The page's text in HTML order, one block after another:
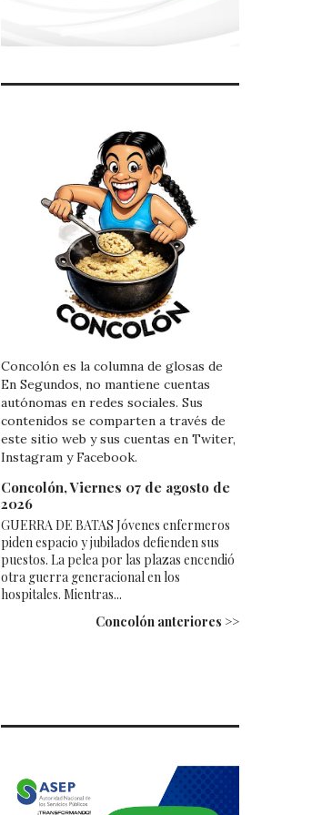
Concolón es la columna de glosas de
En Segundos, no mantiene cuentas
autónomas en redes sociales. Sus
contenidos se comparten a través de
este sitio web y sus cuentas en Twiter,
Instagram y Facebook.
Concolón, Viernes 07 de agosto de
2026
GUERRA DE BATAS Jóvenes enfermeros
piden espacio y jubilados defienden sus
puestos. La pelea por las plazas encendió
otra guerra generacional en los
hospitales. Mientras...
Concolón anteriores >>